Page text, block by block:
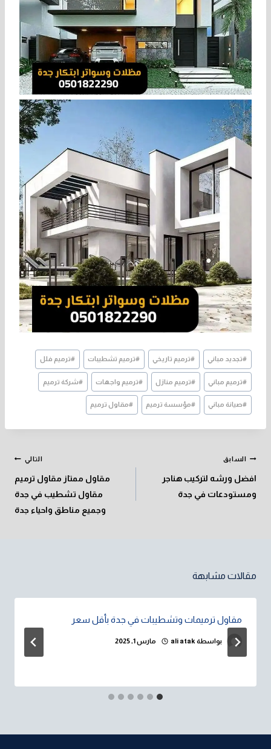
وسوم
المقال:
#تجديد مباني #ترميم تاريخي #ترميم تشطيبات #ترميم فلل
#ترميم مباني #ترميم منازل #ترميم واجهات #شركة ترميم
#صيانة مباني #مؤسسة ترميم #مقاول ترميم
تصفّحالسابق
افضل ورشه لتركيب هناجر
ومستودعات في جدة
التالي
مقاول ممتاز مقاول ترميم
مقاول تشطيب في جدة
وجميع مناطق واحياء جدة
مقالات مشابهة
مقاول ترميمات وتشطيبات في جدة بأقل سعر
بواسطة ali atak مارس 1, 2025